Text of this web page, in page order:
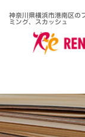
神奈川県横浜市港南区の
ミング、スカッシュ